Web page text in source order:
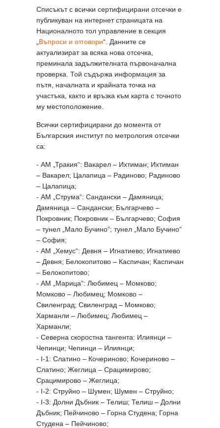
Списъкът с всички сертифицирани отсечки е
публикуван на интернет страницата на
Националното тол управление в секция
Въпроси и отговори“. Данните се
актуализират за всяка нова отсечка,
преминала задължителната първоначална
проверка. Той съдържа информация за
пътя, началната и крайната точка на
участъка, както и връзка към карта с точното
му местоположение.
Всички сертифицирани до момента от
Българския институт по метрология отсечки
са:
- АМ „Тракия“: Вакарел – Ихтиман; Ихтиман
– Вакарел; Цалапица – Радиново; Радиново
– Цалапица;
- АМ „Струма“: Сандански – Дамяница;
Дамяница – Сандански; Българчево –
Покровник; Покровник – Българчево; София
– тунел „Мало Бучино“; тунел „Мало Бучино“
– София;
- АМ „Хемус“: Девня – Игнатиево; Игнатиево
– Девня; Белокопитово – Каспичан; Каспичан
– Белокопитово;
- АМ „Марица“: Любимец – Момково;
Момково – Любимец; Момково –
Свиленград; Свиленград – Момково;
Харманли – Любимец; Любимец –
Харманли;
- Северна скоростна тангента: Илиянци –
Чепинци; Чепинци – Илиянци;
- I-1: Слатино – Кочериново; Кочериново –
Слатино; Жеглица – Срацимирово;
Срацимирово – Жеглица;
- I-2: Струйно – Шумен; Шумен – Струйно;
- I-3: Долни Дъбник – Телиш; Телиш – Долни
Дъбник; Пейчиново – Горна Студена; Горна
Студена – Пейчиново;